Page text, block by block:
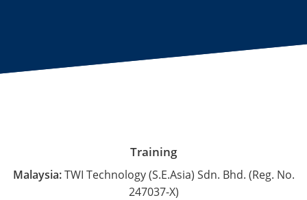
Training
Malaysia:TWI Technology (S.E.Asia) Sdn. Bhd. (Reg. No.
247037-X)